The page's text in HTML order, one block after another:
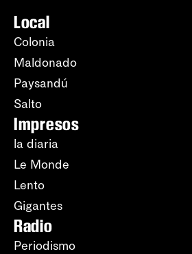
Local
Colonia
Maldonado
Paysandú
Salto
Impresos
la diaria
Le Monde
Lento
Gigantes
Radio
Periodismo